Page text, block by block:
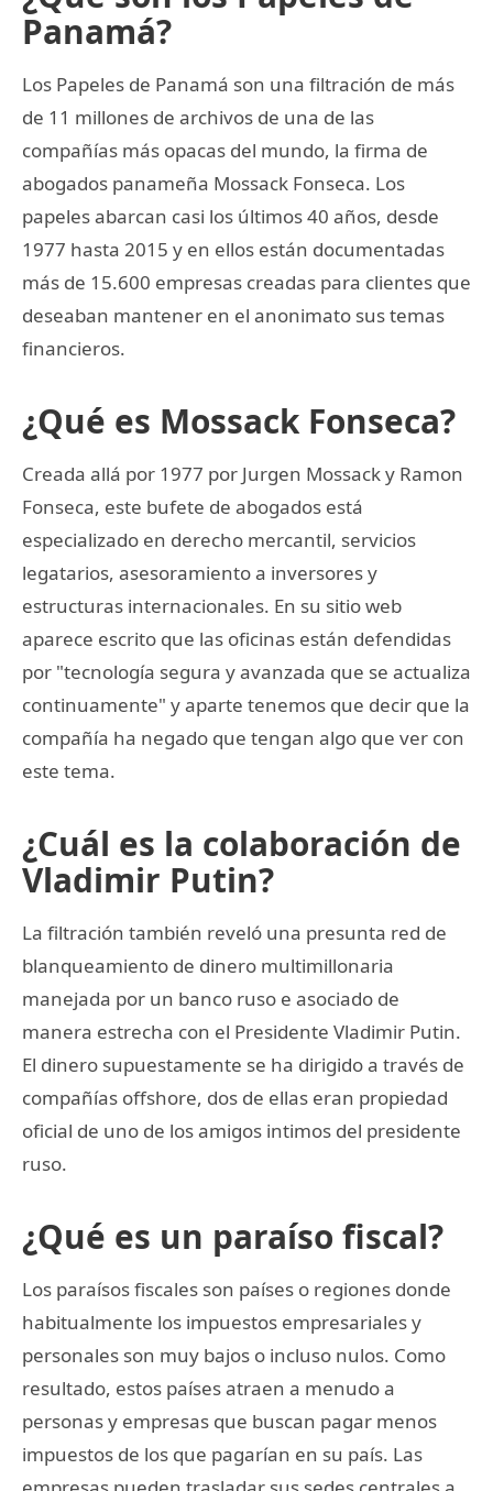
Panamá?
Los Papeles de Panamá son una filtración de más
de 11 millones de archivos de una de las
compañías más opacas del mundo, la firma de
abogados panameña Mossack Fonseca. Los
papeles abarcan casi los últimos 40 años, desde
1977 hasta 2015 y en ellos están documentadas
más de 15.600 empresas creadas para clientes que
deseaban mantener en el anonimato sus temas
financieros.
¿Qué es Mossack Fonseca?
Creada allá por 1977 por Jurgen Mossack y Ramon
Fonseca, este bufete de abogados está
especializado en derecho mercantil, servicios
legatarios, asesoramiento a inversores y
estructuras internacionales. En su sitio web
aparece escrito que las oficinas están defendidas
por "tecnología segura y avanzada que se actualiza
continuamente" y aparte tenemos que decir que la
compañía ha negado que tengan algo que ver con
este tema.
¿Cuál es la colaboración de
Vladimir Putin?
La filtración también reveló una presunta red de
blanqueamiento de dinero multimillonaria
manejada por un banco ruso e asociado de
manera estrecha con el Presidente Vladimir Putin.
El dinero supuestamente se ha dirigido a través de
compañías offshore, dos de ellas eran propiedad
oficial de uno de los amigos intimos del presidente
ruso.
¿Qué es un paraíso fiscal?
Los paraísos fiscales son países o regiones donde
habitualmente los impuestos empresariales y
personales son muy bajos o incluso nulos. Como
resultado, estos países atraen a menudo a
personas y empresas que buscan pagar menos
impuestos de los que pagarían en su país. Las